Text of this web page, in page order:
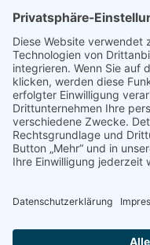
Impressum & Disclaimer
AGB und Widerrufsrecht
Verpackung und Versand